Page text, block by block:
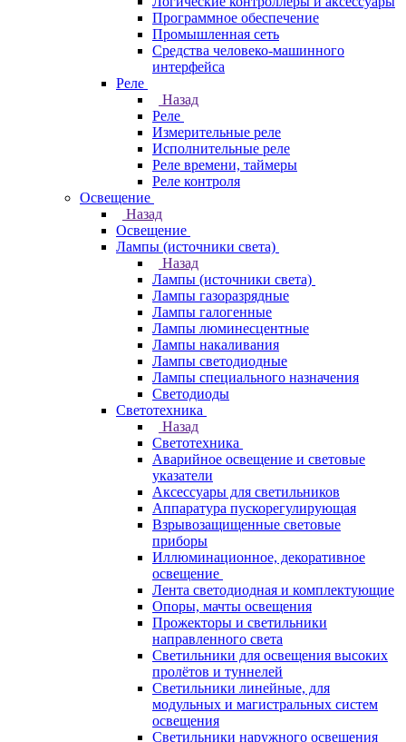
Программное обеспечение
Промышленная сеть
Средства человеко-машинного
интерфейса
Реле
Назад
Реле
Измерительные реле
Исполнительные реле
Реле времени, таймеры
Реле контроля
Освещение
Назад
Освещение
Лампы (источники света)
Назад
Лампы (источники света)
Лампы газоразрядные
Лампы галогенные
Лампы люминесцентные
Лампы накаливания
Лампы светодиодные
Лампы специального назначения
Светодиоды
Светотехника
Назад
Светотехника
Аварийное освещение и световые
указатели
Аксессуары для светильников
Аппаратура пускорегулирующая
Взрывозащищенные световые
приборы
Иллюминационное, декоративное
освещение
Лента светодиодная и комплектующие
Опоры, мачты освещения
Прожекторы и светильники
направленного света
Светильники для освещения высоких
пролётов и туннелей
Светильники линейные, для
модульных и магистральных систем
освещения
Светильники наружного освещения